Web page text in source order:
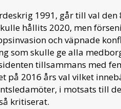
1991, går till val den
hållits 2020, men
och väpnade
som skulle ge alla
tillsammans med
på 2016 års val vilket
i motsats till
kritiserat.